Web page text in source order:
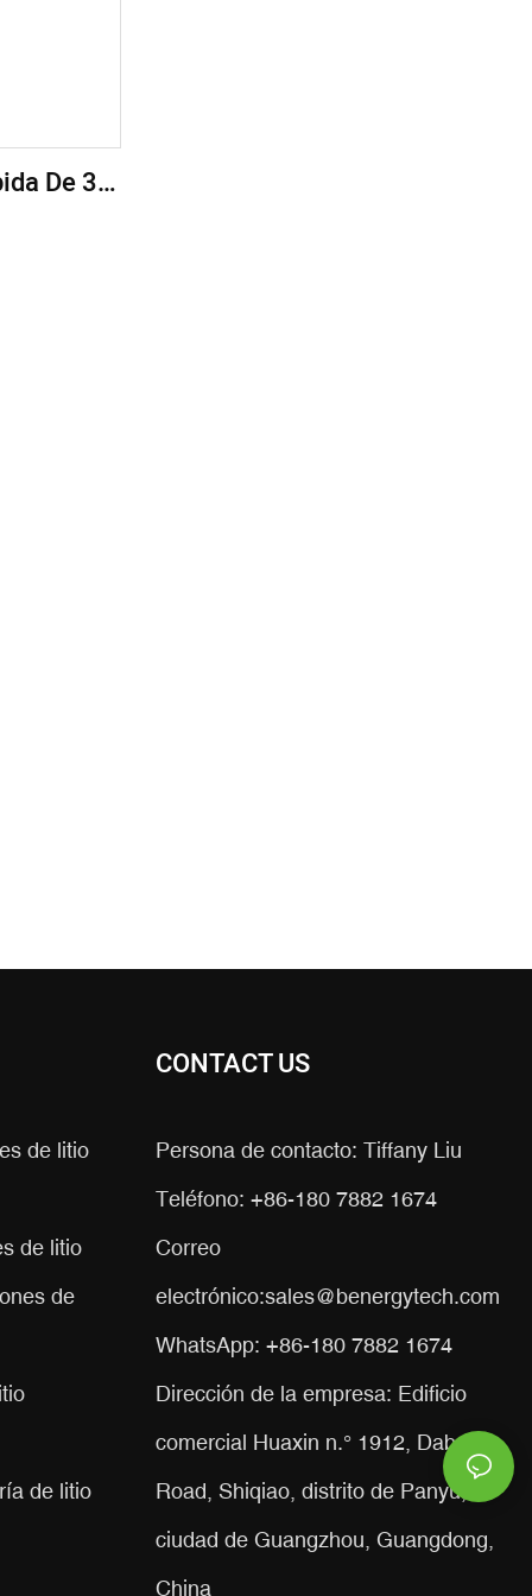
De 3,2
de litio
de litio
de
de litio
CONTACT US
Persona de contacto: Tiffany Liu
Teléfono: +86-180 7882 1674
Correo
electrónico:sales@benergytech.com
WhatsApp: +86-180 7882 1674
Dirección de la empresa: Edificio
comercial Huaxin n.° 1912, Dabei
Road, Shiqiao, distrito de Panyu,
ciudad de Guangzhou, Guangdong,
China